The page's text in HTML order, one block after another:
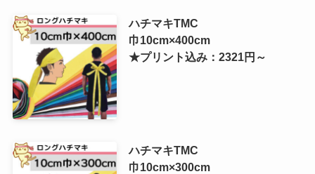
ハチマキTMC
巾10cm×400cm
★プリント込み：2321円～
ハチマキTMC
巾10cm×300cm